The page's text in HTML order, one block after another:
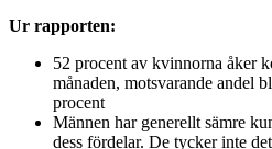
Ur rapporten:
52 procent av kvinnorna åker
månaden, motsvarande andel
procent
Männen har generellt sämre
dess fördelar. De tycker inte